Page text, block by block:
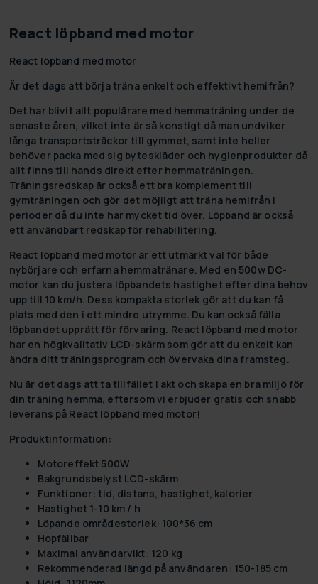
React löpband med motor
React löpband med motor
Är det dags att börja träna enkelt och effektivt hemifrån?
Det har blivit allt populärare med hemmaträning under de
senaste åren, vilket inte är så konstigt då man undviker
långa transportsträckor till gymmet, samt inte heller
behöver packa med sig byteskläder och hygienprodukter då
allt finns till hands direkt efter hemmaträningen.
Träningsredskap är också ett bra komplement till
gymträningen och gör det möjligt att träna hemifrån i
perioder då du inte har mycket tid över. Löpband är också
ett användbart redskap för rehabilitering.
React löpband med motor är ett utmärkt val för både
nybörjare och erfarna hemmatränare. Med en 500w DC-
motor kan du justera löpbandets hastighet efter dina behov
upp till 10 km/h. Dess kompakta storlek gör att du kan få
plats med den i ett mindre utrymme. Du kan också fälla
löpbandet upprätt för förvaring. React löpband med motor
har en högkvalitativ LCD-skärm som gör att du enkelt kan
ändra ditt träningsprogram och övervaka dina framsteg.
Nu är det dags att ta tillfället i akt och skapa en bra miljö för
din träning hemma, eftersom vi erbjuder gratis och snabb
leverans på React löpband med motor!
Produktinformation:
Motoreffekt 500W
Bakgrundsbelyst LCD-skärm
Funktioner: tid, distans, hastighet, kalorier
Hastighet 1-10 km / h
Löpande områdestorlek: 100*36 cm
Hopfällbar
Maximal användarvikt: 120 kg
Rekommenderad längd på användaren: 150-185 cm